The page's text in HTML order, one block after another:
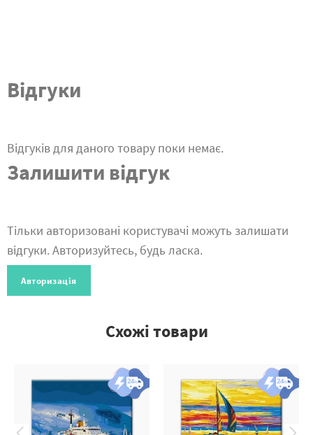
Відгуки
Відгуків для даного товару поки немає.
Залишити відгук
Тільки авторизовані користувачі можуть залишати
відгуки. Авторизуйтесь, будь ласка.
Авторизація
Схожі товари